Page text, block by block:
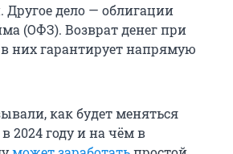
Другое дело — облигации
(ОФЗ). Возврат денег при
них гарантирует напрямую
как будет меняться
в 2024 году и на чём в